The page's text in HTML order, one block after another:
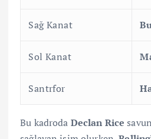
Sağ Kanat
Sol Kanat
Santrfor
Bu kadroda Declan Rice